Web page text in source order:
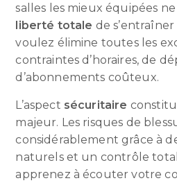
salles les mieux équipées
liberté totale de
voulez élimine toutes les
contraintes d’horaires, de
d’abonnements coûteux.
L’aspect sécuritaire
majeur. Les risques de
considérablement grâce à
naturels et un contrôle total
apprenez à écouter votre